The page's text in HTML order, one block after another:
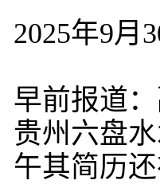
2025年9月
早前报道
贵州六盘
午其简历